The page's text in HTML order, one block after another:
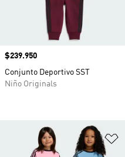
Precio
$239.950
Conjunto Deportivo SST
Niño Originals